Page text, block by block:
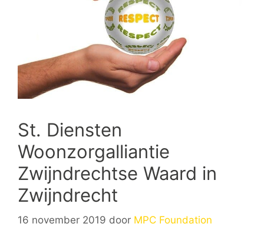
St. Diensten
Woonzorgalliantie
Zwijndrechtse Waard in
Zwijndrecht
16 november 2019 door MPC Foundation